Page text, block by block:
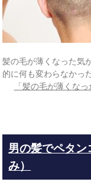
髪の毛が薄くなった気
的に何も変わらなかっ
「髪の毛が薄くな
男の髪でペタ
み）